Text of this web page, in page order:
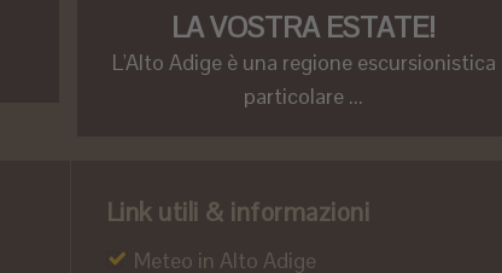
LA VOSTRA ESTATE!
L'Alto Adige è una regione escursionistica
particolare ...
Link utili & informazioni
Meteo in Alto Adige